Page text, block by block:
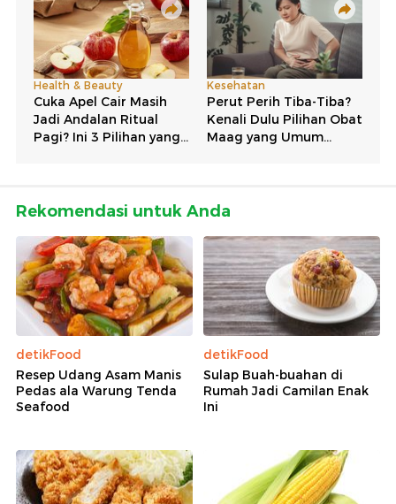
Rekomendasi untuk Anda
detikFood
Resep Udang Asam Manis
Pedas ala Warung Tenda
Seafood
detikFood
Sulap Buah-buahan di
Rumah Jadi Camilan Enak
Ini